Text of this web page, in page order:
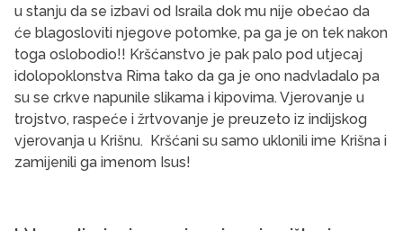
u stanju da se izbavi od Israila dok mu nije obećao da
će blagosloviti njegove potomke, pa ga je on tek nakon
toga oslobodio!! Kršćanstvo je pak palo pod utjecaj
idolopoklonstva Rima tako da ga je ono nadvladalo pa
su se crkve napunile slikama i kipovima. Vjerovanje u
trojstvo, raspeće i žrtvovanje je preuzeto iz indijskog
vjerovanja u Krišnu. Kršćani su samo uklonili ime Krišna i
zamijenili ga imenom Isus!